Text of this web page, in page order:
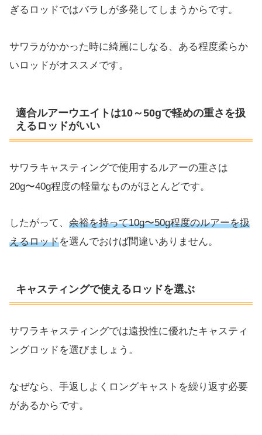
ぎるロッドではバラしが多発してしまうからです。
サワラがかかった時に綺麗にしなる、ある程度柔らか
いロッドがオススメです。
適合ルアーウエイトは10～50gで軽めの重さを扱
えるロッドがいい
サワラキャスティングで使用するルアーの重さは
20g〜40g程度の軽量なものがほとんどです。
したがって、 余裕を持って10g〜50g程度のルアーを扱
えるロッドを選んでおけば間違いありません。
キャスティングで使えるロッドを選ぶ
サワラキャスティングでは遠投性に優れたキャスティ
ングロッドを選びましょう。
なぜなら、手返しよくロングキャストを繰り返す必要
があるからです。